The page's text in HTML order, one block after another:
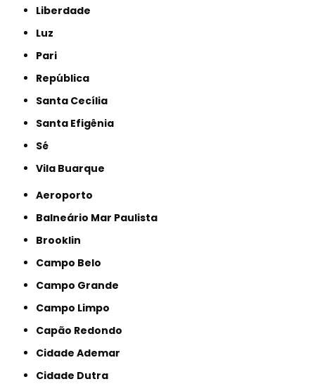
Liberdade
Luz
Pari
República
Santa Cecília
Santa Efigênia
Sé
Vila Buarque
Aeroporto
Balneário Mar Paulista
Brooklin
Campo Belo
Campo Grande
Campo Limpo
Capão Redondo
Cidade Ademar
Cidade Dutra